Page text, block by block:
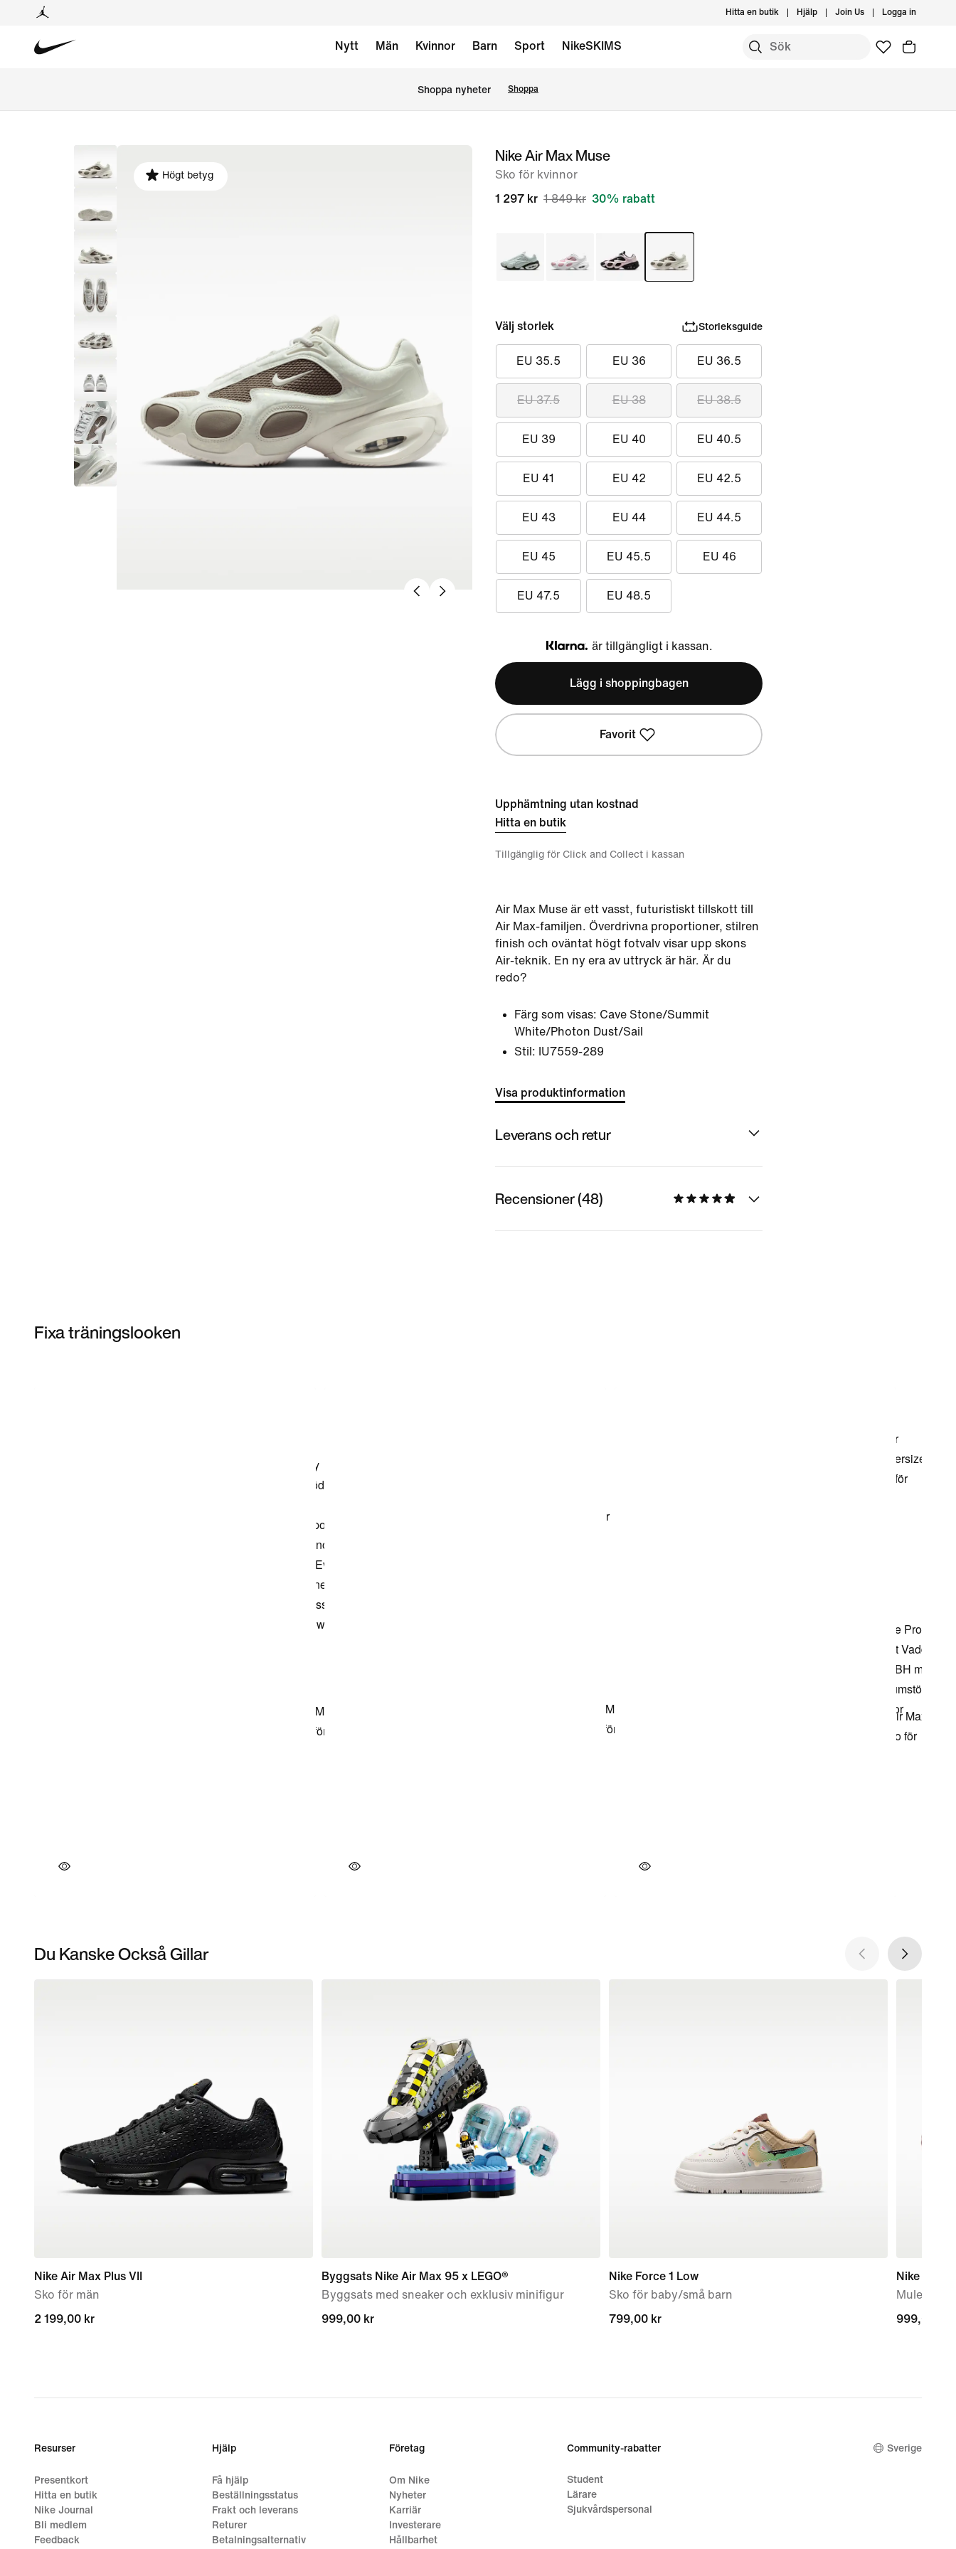
Hitta en butik Hjälp Join Us Logga in
Nytt Män Kvinnor Barn Sport NikeSKIMS
Shoppa nyheter Shoppa
Högt betyg
Nike Air Max Muse
Sko för kvinnor
1 297 kr 1 849 kr 30% rabatt
Välj storlek Storleksguide
EU 35.5 EU 36 EU 36.5
EU 37.5 EU 38 EU 38.5
EU 39 EU 40 EU 40.5
EU 41 EU 42 EU 42.5
EU 43 EU 44 EU 44.5
EU 45 EU 45.5 EU 46
EU 47.5 EU 48.5
Klarna
är tillgängligt i kassan.
Lägg i shoppingbagen
Favorit
Upphämtning utan kostnad
Hitta en butik
Tillgänglig för Click and Collect i kassan
Air Max Muse är ett vasst, futuristiskt tillskott till
Air Max-familjen. Överdrivna proportioner, stilren
finish och oväntat högt fotvalv visar upp skons
Air-teknik. En ny era av uttryck är här. Är du
redo?
Färg som visas: Cave Stone/Summit
White/Photon Dust/Sail
Stil: IU7559-289
Visa produktinformation
Leverans och retur
Recensioner (48)
Fixa träningslooken
Du Kanske Också Gillar
Nike Air Max Plus VII
Sko för män
2 199,00 kr
2 199,00 kr
Byggsats Nike Air Max 95 x LEGO®
Byggsats med sneaker och exklusiv minifigur
999,00 kr
999,00 kr
Nike Force 1 Low
Sko för baby/små barn
799,00 kr
799,00 kr
Nike Mind
Mules för
999,00 kr
999,00 kr
Resurser
Presentkort
Hitta en butik
Nike Journal
Bli medlem
Feedback
Hjälp
Få hjälp
Beställningsstatus
Frakt och leverans
Returer
Betalningsalternativ
Företag
Om Nike
Nyheter
Karriär
Investerare
Hållbarhet
Community-rabatter
Student
Lärare
Sjukvårdspersonal
Sverige